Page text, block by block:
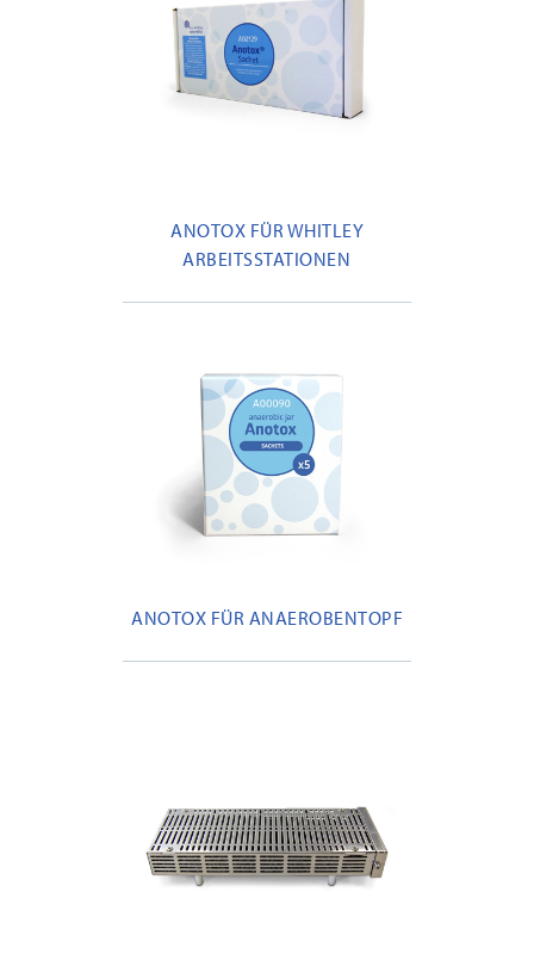
ANOTOX FÜR WHITLEY
ARBEITSSTATIONEN
ANOTOX FÜR ANAEROBENTOPF